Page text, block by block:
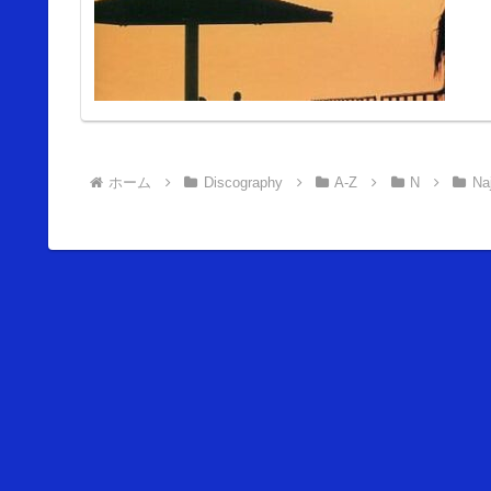
ホーム Discography A-Z N